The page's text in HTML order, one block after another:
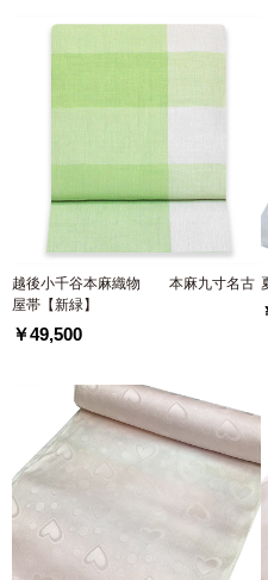
越後小千谷本麻織物 本麻九寸名古
屋帯【新緑】
￥49,500